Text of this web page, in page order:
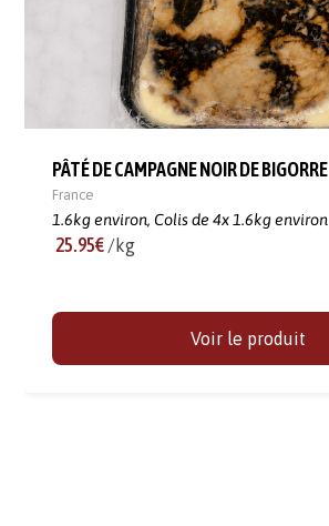
PÂTÉ DE CAMPAGNE NOIR DE BIGORRE
France
1.6kg environ, Colis de 4x 1.6kg environ
25.95€ /kg
Voir le produit